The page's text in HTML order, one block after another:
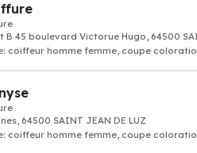
B 45 boulevard Victorue Hugo, 64500
coiffeur homme femme, coupe
64500 SAINT JEAN DE LUZ
coiffeur homme femme, coupe